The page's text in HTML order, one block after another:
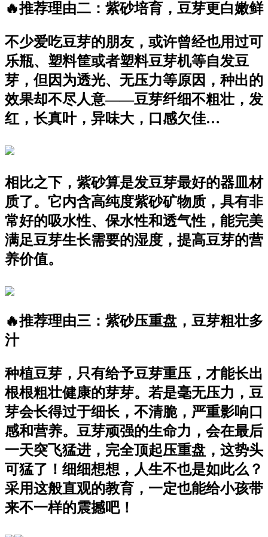
🔥推荐理由二：紫砂培育，豆芽更白嫩鲜
不少爱吃豆芽的朋友，或许曾经也用过可
乐瓶、塑料筐或者塑料豆芽机等自发豆
芽，但因为透光、无压力等原因，种出的
效果却不尽人意——豆芽纤细不粗壮，发
红，长真叶，异味大，口感欠佳…
相比之下，紫砂算是发豆芽最好的器皿材
质了。它内含高纯度紫砂矿物质，具有非
常好的吸水性、保水性和透气性，能完美
满足豆芽生长需要的湿度，提高豆芽的营
养价值。
🔥推荐理由三：紫砂压重盘，豆芽粗壮多
汁
种植豆芽，只有给予豆芽重压，才能长出
根根粗壮健康的芽芽。若是毫无压力，豆
芽会长得过于细长，不清脆，严重影响口
感和营养。豆芽顽强的生命力，会在最后
一天突飞猛进，完全顶起压重盘，这势头
可猛了！细细想想，人生不也是如此么？
采用这般直观的教育，一定也能给小孩带
来不一样的震撼吧！